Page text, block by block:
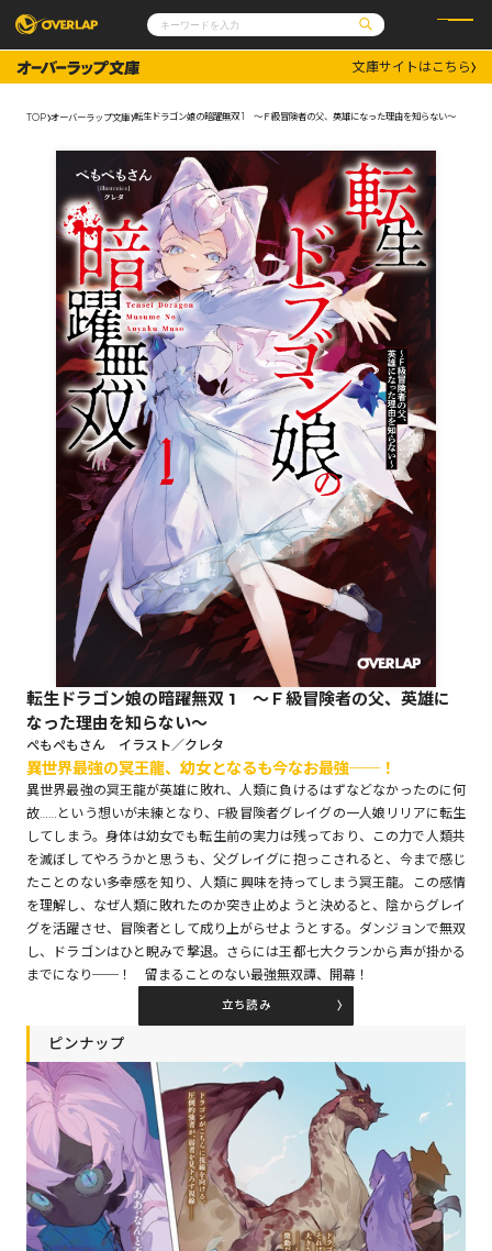
コミックガルド
コミッククリエ
文庫
ノベルス
その他
コミックエッセイ
ポケットモンスター
アニメ
ゲーム
通販・NEWS
OVERLAP STORE
オーバーラップ広報室
企業
会社概要
採用情報
アクセス
オーバーラップホールディングス
お問い合わせはこちら
オーバーラップ文庫
オーバーラップノベルス
オーバーラップノベルスf
ロサージュノベルス
コミックガルド
コミッククリエ
リキューレ
コミックパルフェ
閉じる
文庫サイトはこちら
TOP オーバーラップ文庫 転生ドラゴン娘の暗躍無双 1 ～Ｆ級冒険者の父、英雄になった理由を知らない～
転生ドラゴン娘の暗躍無双 1 ～Ｆ級冒険者の父、英雄に
なった理由を知らない～
ぺもぺもさん イラスト／クレタ
異世界最強の冥王龍、幼女となるも今なお最強──！
異世界最強の冥王龍が英雄に敗れ、人類に負けるはずなどなかったのに何
故……という想いが未練となり、F級冒険者グレイグの一人娘リリアに転生
してしまう。身体は幼女でも転生前の実力は残っており、この力で人類共
を滅ぼしてやろうかと思うも、父グレイグに抱っこされると、今まで感じ
たことのない多幸感を知り、人類に興味を持ってしまう冥王龍。この感情
を理解し、なぜ人類に敗れたのか突き止めようと決めると、陰からグレイ
グを活躍させ、冒険者として成り上がらせようとする。ダンジョンで無双
し、ドラゴンはひと睨みで撃退。さらには王都七大クランから声が掛かる
までになり──！ 留まることのない最強無双譚、開幕！
立ち読み
ピンナップ